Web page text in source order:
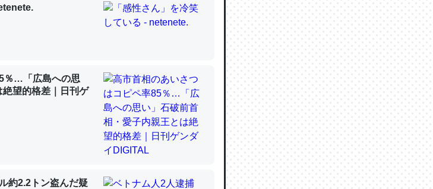
不足してて両方に不利だから両方が拮抗してるので
（カブトガニ・ウミグモ）はカルシウムを使わずキ
「昆虫はなぜ海にいないのか」に関する新仮説
に使う脊椎動物と貝類は苦労してるんだな…。腹足
「昆虫はなぜ海にいないのか」に関する新仮説
％…「広島への思
望的格差｜日刊ゲ
約2.2トン盗んだ疑